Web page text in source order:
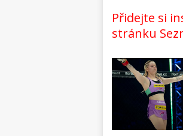
Přidejte si
stránku